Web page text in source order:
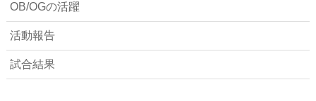
OB/OGの活躍
活動報告
試合結果